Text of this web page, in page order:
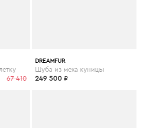
67 410
DREAMFUR
Шуба из меха куницы
249 500 ₽